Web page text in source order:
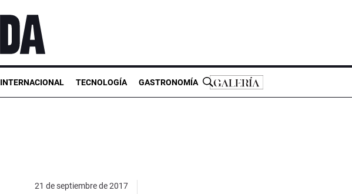
INTERNACIONAL TECNOLOGÍA GASTRONOMÍA
21 de septiembre de 2017